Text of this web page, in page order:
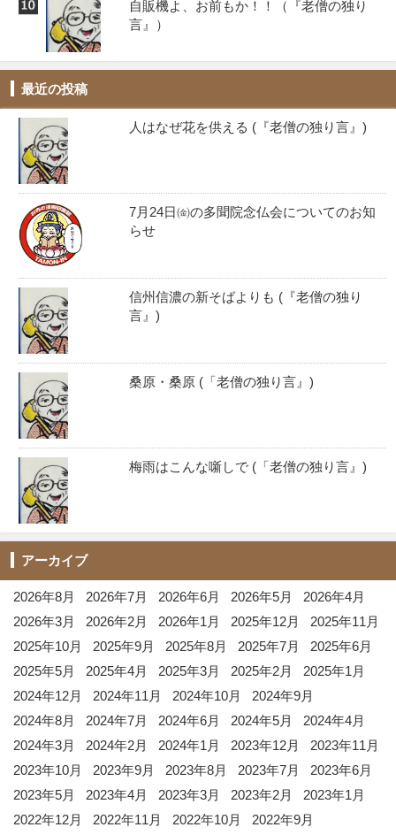
自販機よ、お前もか！！️（『老僧の独り
言』）
最近の投稿
人はなぜ花を供える (『老僧の独り言』)
7月24日㈮の多聞院念仏会についてのお知
らせ
信州信濃の新そばよりも (『老僧の独り
言』)
桑原・桑原 (「老僧の独り言』)
梅雨はこんな噺しで (「老僧の独り言』)
アーカイブ
2026年8月 2026年7月 2026年6月 2026年5月
2026年4月
2026年3月
2026年2月 2026年1月 2025年12月
2025年11月
2025年10月
2025年9月 2025年8月 2025年7月
2025年6月
2025年5月
2025年4月 2025年3月 2025年2月
2025年1月
2024年12月
2024年11月 2024年10月
2024年9月
2024年8月
2024年7月 2024年6月 2024年5月
2024年4月
2024年3月
2024年2月 2024年1月 2023年12月
2023年11月
2023年10月
2023年9月 2023年8月 2023年7月
2023年6月
2023年5月
2023年4月 2023年3月 2023年2月
2023年1月
2022年12月
2022年11月 2022年10月
2022年9月